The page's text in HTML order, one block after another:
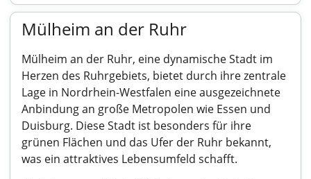
Mülheim an der Ruhr
Mülheim an der Ruhr, eine dynamische Stadt im
Herzen des Ruhrgebiets, bietet durch ihre zentrale
Lage in Nordrhein-Westfalen eine ausgezeichnete
Anbindung an große Metropolen wie Essen und
Duisburg. Diese Stadt ist besonders für ihre
grünen Flächen und das Ufer der Ruhr bekannt,
was ein attraktives Lebensumfeld schafft.